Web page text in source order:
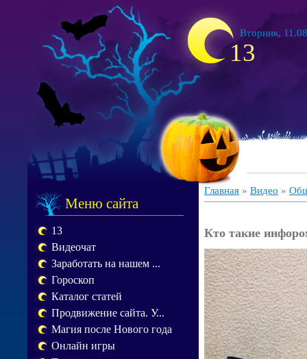
13
Вторник,
Меню сайта
13
Видеочат
Заработать на нашем ...
Гороскоп
Каталог статей
Продвижение сайта. У...
Магия после Нового года
Онлайн игры
Главная » Видео »
Кто такие